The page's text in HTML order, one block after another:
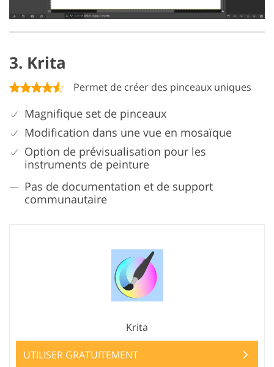
3. Krita
Permet de créer des pinceaux uniques
Magnifique set de pinceaux
Modification dans une vue en mosaïque
Option de prévisualisation pour les
instruments de peinture
Pas de documentation et de support
communautaire
Krita
UTILISER GRATUITEMENT